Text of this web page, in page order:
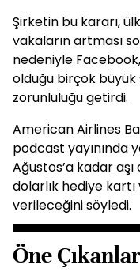
Şirketin bu kararı,
vakaların artması
nedeniyle
olduğu birçok büyük
zorunluluğu getirdi.
American Airlines
podcast yayınında
Ağustos’a kadar
dolarlık hediye kartı
verileceğini söyledi.
Öne